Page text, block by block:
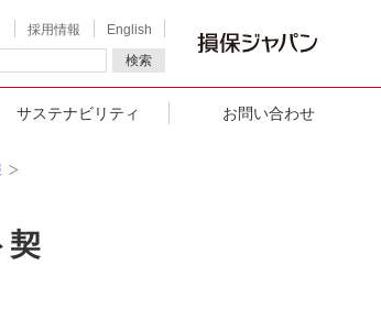
採用情報
English
検索
サステナビリティ お問い合わせ
契